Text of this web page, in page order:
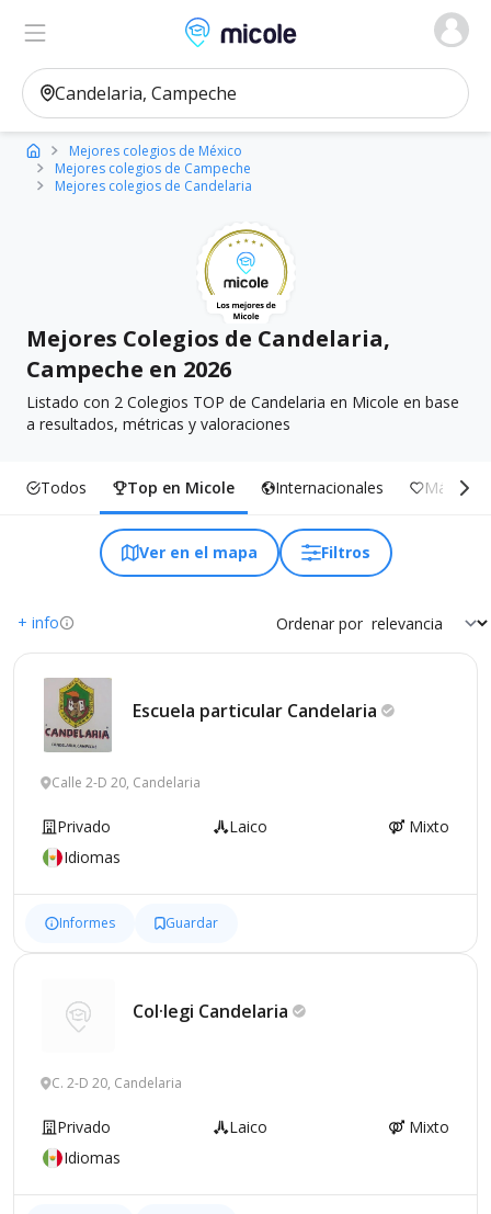
Micole, buscador de colegios
Ver en el mapa
Mejores colegios de México
Mejores colegios de Campeche
Mejores colegios de Candelaria
Mejores Colegios de Candelaria,
Campeche en 2026
Listado con 2 Colegios TOP de Candelaria en Micole en base
a resultados, métricas y valoraciones
Todos Top en Micole Internacionales Más
Ver en el mapa Filtros
+ info Ordenar por
Escuela particular Candelaria
Calle 2-D 20, Candelaria
Privado Laico
Mixto
Idiomas
Informes Guardar
Col·legi Candelaria
C. 2-D 20, Candelaria
Privado Laico
Mixto
Idiomas